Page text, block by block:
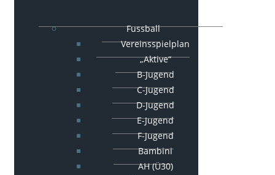
Fussball
Vereinsspielplan
„Aktive“
B-Jugend
C-Jugend
D-Jugend
E-Jugend
F-Jugend
Bambini
AH (Ü30)